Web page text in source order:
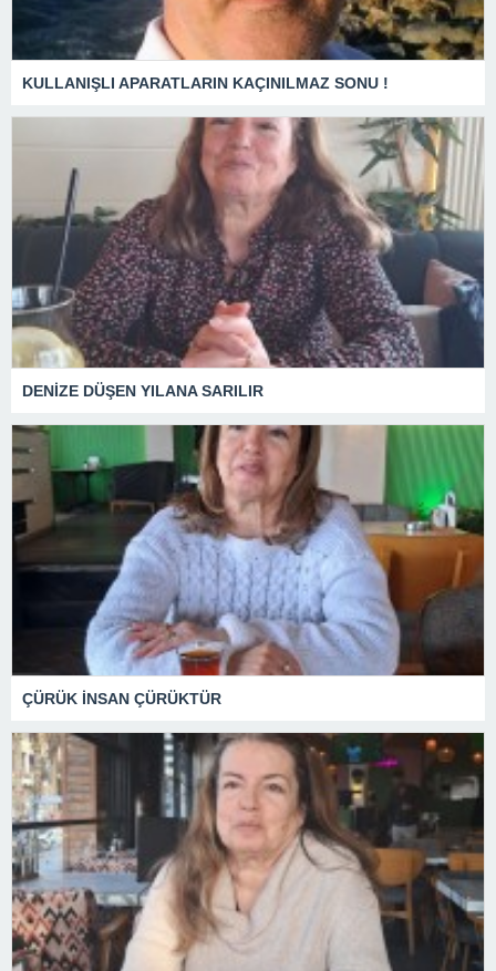
KULLANIŞLI APARATLARIN KAÇINILMAZ SONU !
DENİZE DÜŞEN YILANA SARILIR
ÇÜRÜK İNSAN ÇÜRÜKTÜR